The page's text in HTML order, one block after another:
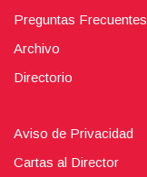
Preguntas Frecuentes
Archivo
Directorio
Aviso de Privacidad
Cartas al Director